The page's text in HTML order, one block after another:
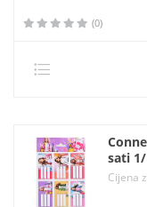
(0)
sati
Cijena